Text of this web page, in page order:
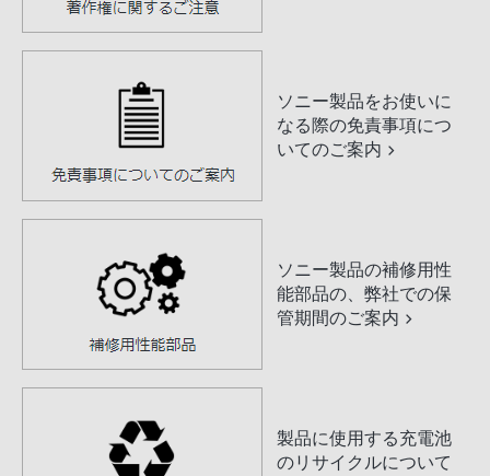
ソニー製品をお使いに
なる際の免責事項につ
いてのご案内
ソニー製品の補修用性
能部品の、弊社での保
管期間のご案内
製品に使用する充電池
のリサイクルについて